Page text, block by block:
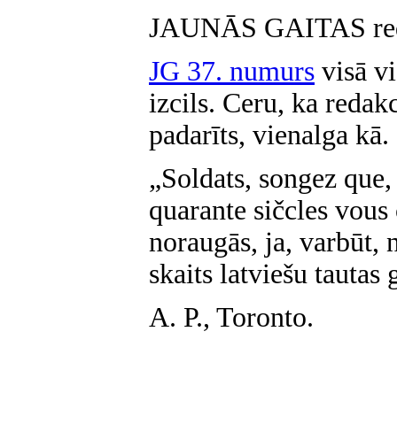
JAUNĀS GAITAS
JG 37. numurs visā
izcils. Ceru, ka
padarīts, vienalga kā.
„Soldats, songez
quarante sičcles
noraugās, ja, varbūt,
skaits latviešu tautas
A. P., Toronto.